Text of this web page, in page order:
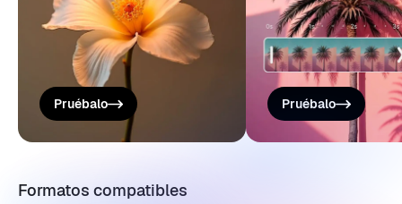
Pruébalo Pruébalo
Formatos compatibles